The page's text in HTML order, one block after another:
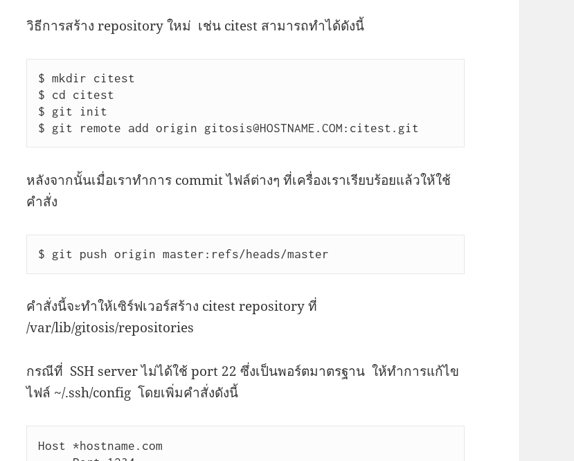
วิธีการสร้าง repository ใหม่ เช่น citest สามารถทำได้ดังนี้
$ mkdir citest
$ cd citest
$ git init
$ git remote add origin gitosis@HOSTNAME.COM:citest.git
หลังจากนั้นเมื่อเราทำการ commit ไฟล์ต่างๆ ที่เครื่องเราเรียบร้อยแล้วให้ใช้
คำสั่ง
$ git push origin master:refs/heads/master
คำสั่งนี้จะทำให้เซิร์ฟเวอร์สร้าง citest repository ที่
/var/lib/gitosis/repositories
กรณีที่ SSH server ไม่ได้ใช้ port 22 ซึ่งเป็นพอร์ตมาตรฐาน ให้ทำการแก้ไข
ไฟล์ ~/.ssh/config โดยเพิ่มคำสั่งดังนี้
Host *hostname.com